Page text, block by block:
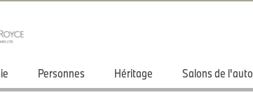
Personnes Héritage Salons de l'auto